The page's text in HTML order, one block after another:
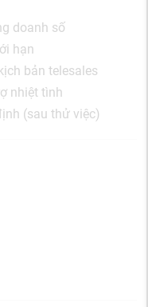
doanh số
hạn
bản telesales
nhiệt tình
(sau thử việc)